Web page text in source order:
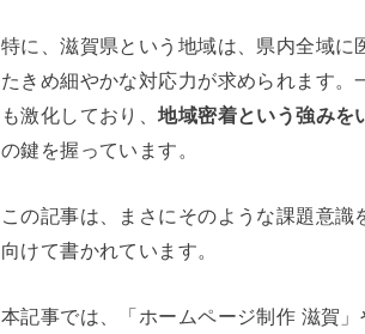
特に、滋賀県という地域は、県内全域
たきめ細やかな対応力が求められます
も激化しており、地域密着という強みを
の鍵を握っています。
この記事は、まさにそのような課題意
向けて書かれています。
本記事では、「ホームページ制作 滋賀